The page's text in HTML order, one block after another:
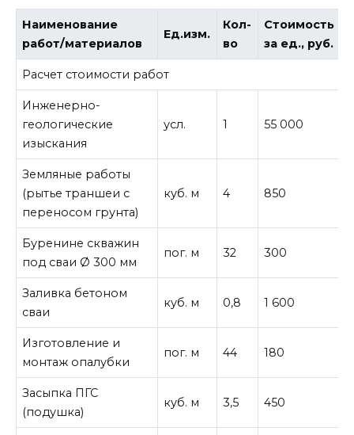
Наименование
работ/материалов
Ед.изм.
Кол-
во
Стоимость
за ед., руб.
Расчет стоимости работ
Инженерно-
геологические
изыскания
усл. 1 55 000
Земляные работы
(рытье траншеи с
переносом грунта)
куб. м 4 850
Буренине скважин
под сваи Ø 300 мм
пог. м 32 300
Заливка бетоном
сваи
куб. м 0,8 1 600
Изготовление и
монтаж опалубки
пог. м 44 180
Засыпка ПГС
(подушка)
куб. м 3,5 450